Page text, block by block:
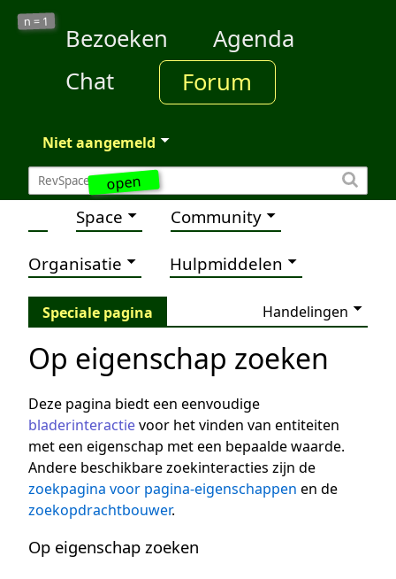
open
n = 1
Bezoeken
Agenda
Chat
Forum
Niet aangemeld
Space Community
Organisatie Hulpmiddelen
Speciale pagina Handelingen
Op eigenschap zoeken
Deze pagina biedt een eenvoudige
bladerinteractievoor het vinden van entiteiten
met een eigenschap met een bepaalde waarde.
Andere beschikbare zoekinteracties zijn de
zoekpagina voor pagina-eigenschappen en de
zoekopdrachtbouwer.
Op eigenschap zoeken